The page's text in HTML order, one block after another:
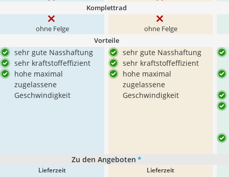
Komplettrad
ohne Felge ohne Felge
Vorteile
sehr gute Nasshaftung
sehr kraftstoffeffizient
hohe maximal
zugelassene
Geschwindigkeit
sehr gute Nasshaftung
sehr kraftstoffeffizient
hohe maximal
zugelassene
Geschwindigkeit
Zu den Angeboten *
Lieferzeit Lieferzeit